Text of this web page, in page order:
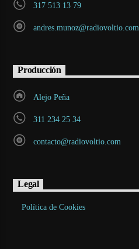
317 513 13 79
andres.munoz@radiovoltio.com
Producción
Alejo Peña
311 234 25 34
contacto@radiovoltio.com
Legal
Política de Cookies